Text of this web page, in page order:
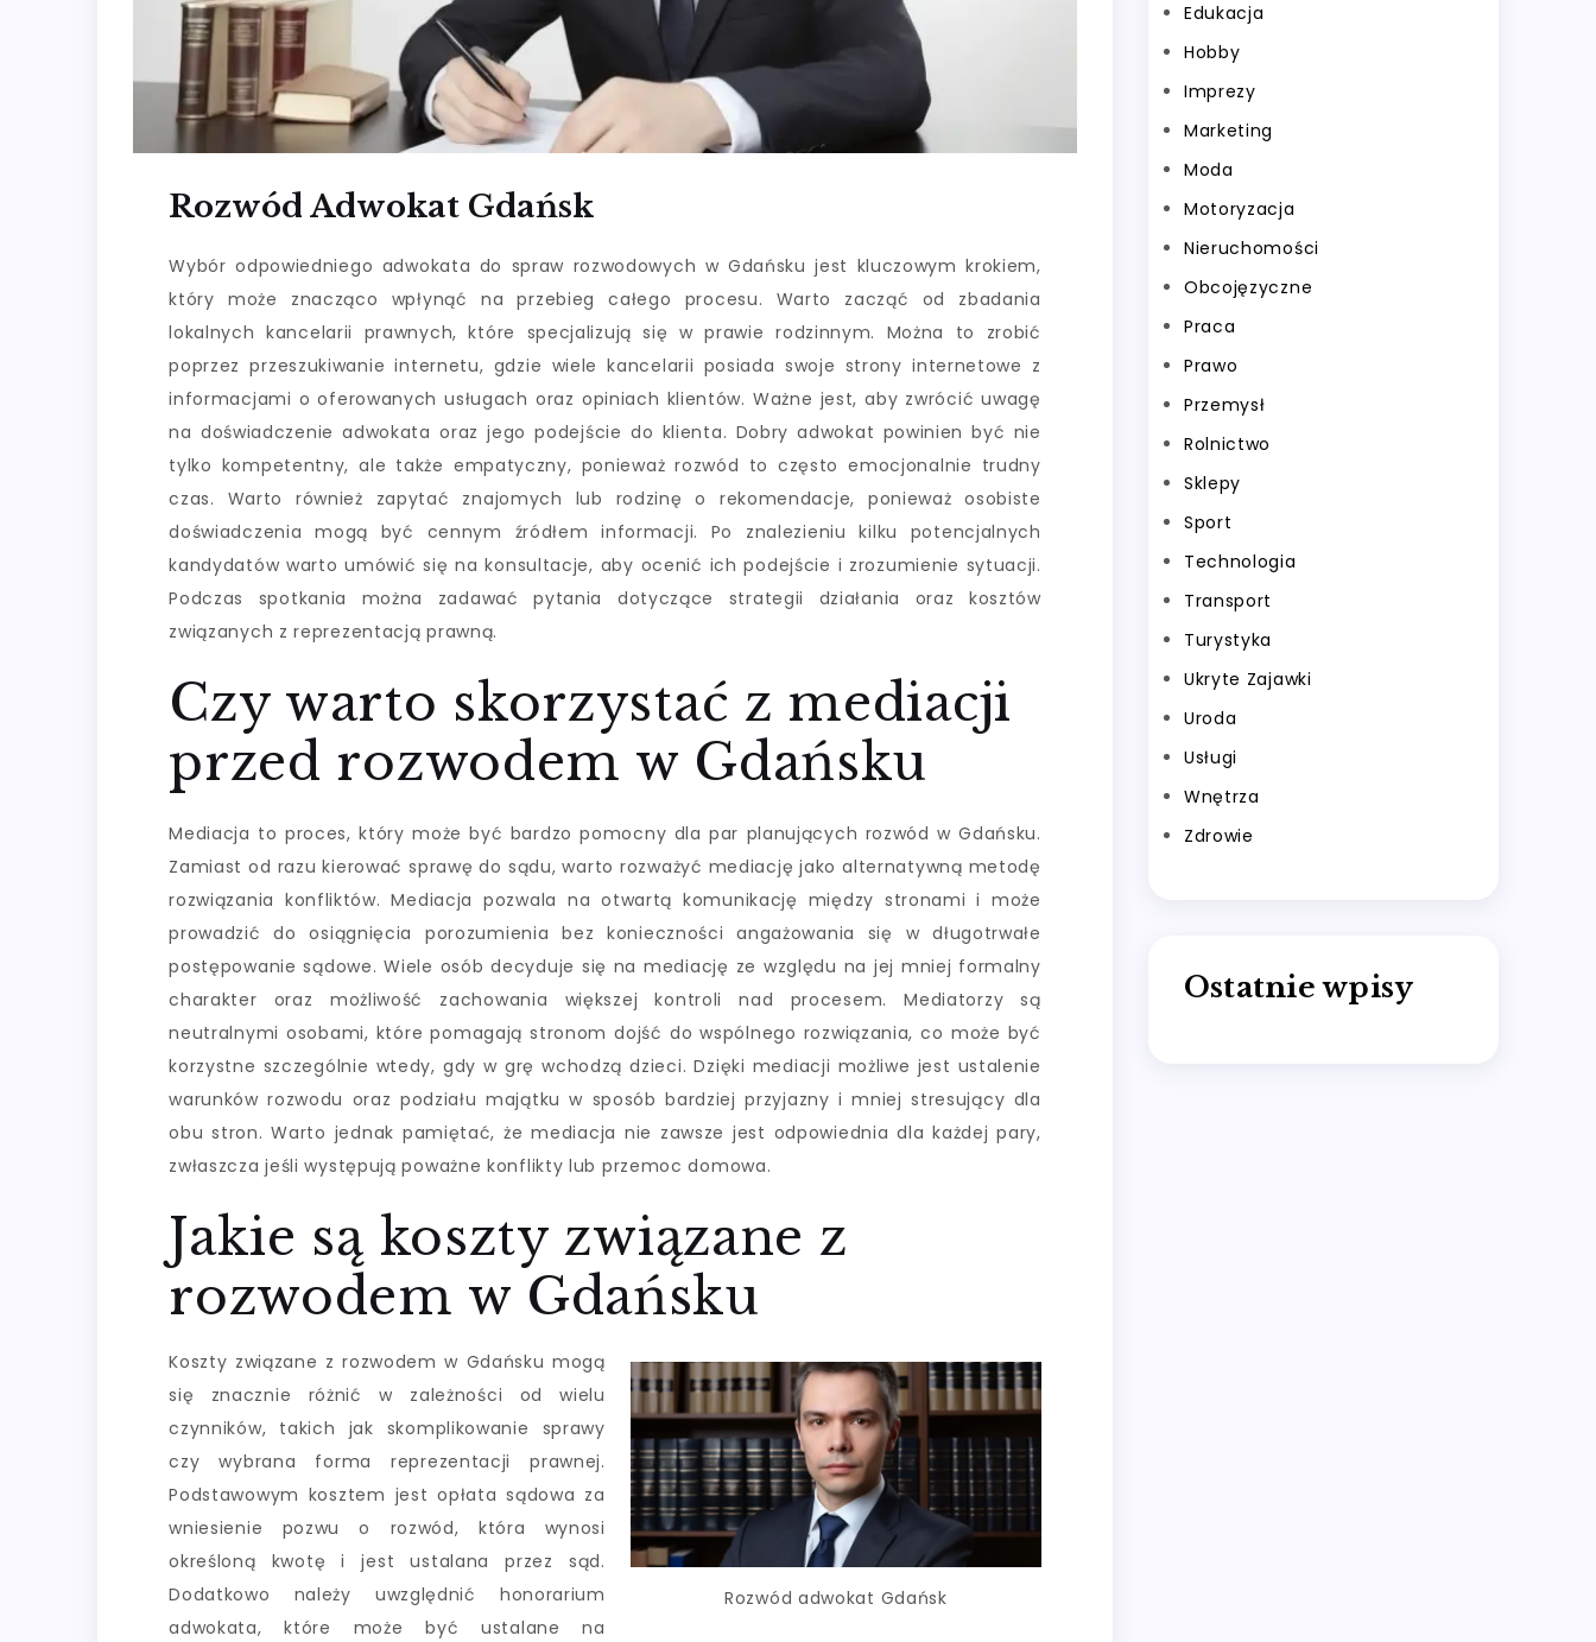
Rozwód Adwokat Gdańsk
Wybór odpowiedniego adwokata do spraw rozwodowych w Gdańsku jest kluczowym krokiem,
który może znacząco wpłynąć na przebieg całego procesu. Warto zacząć od zbadania
lokalnych kancelarii prawnych, które specjalizują się w prawie rodzinnym. Można to zrobić
poprzez przeszukiwanie internetu, gdzie wiele kancelarii posiada swoje strony internetowe z
informacjami o oferowanych usługach oraz opiniach klientów. Ważne jest, aby zwrócić uwagę
na doświadczenie adwokata oraz jego podejście do klienta. Dobry adwokat powinien być nie
tylko kompetentny, ale także empatyczny, ponieważ rozwód to często emocjonalnie trudny
czas. Warto również zapytać znajomych lub rodzinę o rekomendacje, ponieważ osobiste
doświadczenia mogą być cennym źródłem informacji. Po znalezieniu kilku potencjalnych
kandydatów warto umówić się na konsultacje, aby ocenić ich podejście i zrozumienie sytuacji.
Podczas spotkania można zadawać pytania dotyczące strategii działania oraz kosztów
związanych z reprezentacją prawną.
Czy warto skorzystać z mediacji
przed rozwodem w Gdańsku
Mediacja to proces, który może być bardzo pomocny dla par planujących rozwód w Gdańsku.
Zamiast od razu kierować sprawę do sądu, warto rozważyć mediację jako alternatywną metodę
rozwiązania konfliktów. Mediacja pozwala na otwartą komunikację między stronami i może
prowadzić do osiągnięcia porozumienia bez konieczności angażowania się w długotrwałe
postępowanie sądowe. Wiele osób decyduje się na mediację ze względu na jej mniej formalny
charakter oraz możliwość zachowania większej kontroli nad procesem. Mediatorzy są
neutralnymi osobami, które pomagają stronom dojść do wspólnego rozwiązania, co może być
korzystne szczególnie wtedy, gdy w grę wchodzą dzieci. Dzięki mediacji możliwe jest ustalenie
warunków rozwodu oraz podziału majątku w sposób bardziej przyjazny i mniej stresujący dla
obu stron. Warto jednak pamiętać, że mediacja nie zawsze jest odpowiednia dla każdej pary,
zwłaszcza jeśli występują poważne konflikty lub przemoc domowa.
Jakie są koszty związane z
rozwodem w Gdańsku
Rozwód adwokat Gdańsk
Koszty związane z rozwodem w Gdańsku mogą
się znacznie różnić w zależności od wielu
czynników, takich jak skomplikowanie sprawy
czy wybrana forma reprezentacji prawnej.
Podstawowym kosztem jest opłata sądowa za
wniesienie pozwu o rozwód, która wynosi
określoną kwotę i jest ustalana przez sąd.
Dodatkowo należy uwzględnić honorarium
adwokata, które może być ustalane na
Edukacja
Hobby
Imprezy
Marketing
Moda
Motoryzacja
Nieruchomości
Obcojęzyczne
Praca
Prawo
Przemysł
Rolnictwo
Sklepy
Sport
Technologia
Transport
Turystyka
Ukryte Zajawki
Uroda
Usługi
Wnętrza
Zdrowie
Ostatnie wpisy